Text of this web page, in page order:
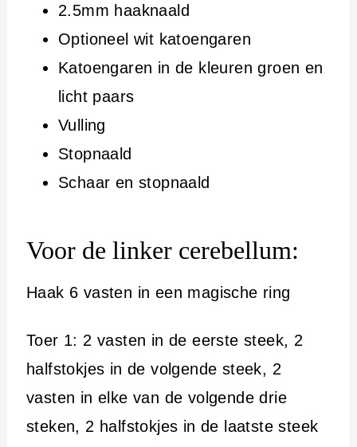
2.5mm haaknaald
Optioneel wit katoengaren
Katoengaren in de kleuren groen en
licht paars
Vulling
Stopnaald
Schaar en stopnaald
Voor de linker cerebellum:
Haak 6 vasten in een magische ring
Toer 1: 2 vasten in de eerste steek, 2
halfstokjes in de volgende steek, 2
vasten in elke van de volgende drie
steken, 2 halfstokjes in de laatste steek